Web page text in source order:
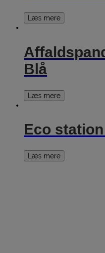
Læs mere
Blå
Læs mere
Eco
Læs mere